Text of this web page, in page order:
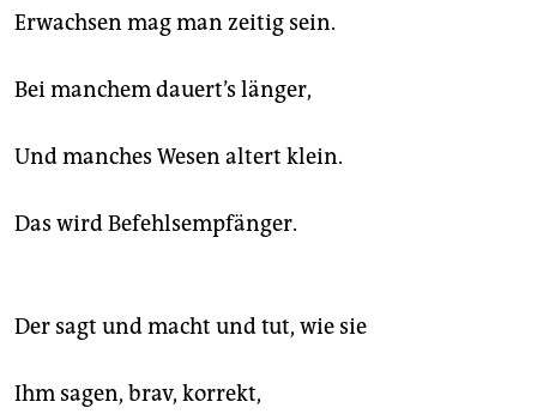
unterstützen
epaper login
Erwachsen mag man zeitig sein.
Bei manchem dauert’s länger,
Und manches Wesen altert klein.
Das wird Befehlsempfänger.
Der sagt und macht und tut, wie sie
Ihm sagen, brav, korrekt,